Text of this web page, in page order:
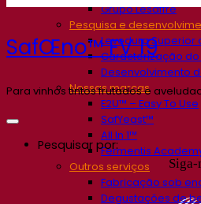
Grupo Lesaffre
Pesquisa e
Levedura Superior
Caracterização
Desenvolvimento
Nossas marcas
E2U™ – Easy To Use
SafYeast™
All In 1™
Fermentis
Outros serviços
Fabricação sob
Degustações de
SafŒno™ FV 19
Para vinhos tintos frutados e
Siga-
Pesquisar por: